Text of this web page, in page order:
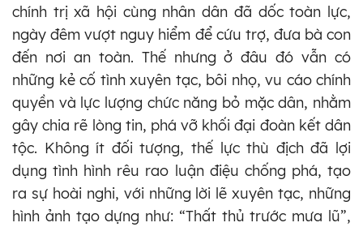
chính trị xã hội cùng nhân dân đã dốc toàn lực,
ngày đêm vượt nguy hiểm để cứu trợ, đưa bà con
đến nơi an toàn. Thế nhưng ở đâu đó vẫn có
những kẻ cố tình xuyên tạc, bôi nhọ, vu cáo chính
quyền và lực lượng chức năng bỏ mặc dân, nhằm
gây chia rẽ lòng tin, phá vỡ khối đại đoàn kết dân
tộc. Không ít đối tượng, thế lực thù địch đã lợi
dụng tình hình rêu rao luận điệu chống phá, tạo
ra sự hoài nghi, với những lời lẽ xuyên tạc, những
hình ảnh tạo dựng như: “Thất thủ trước mưa lũ”,